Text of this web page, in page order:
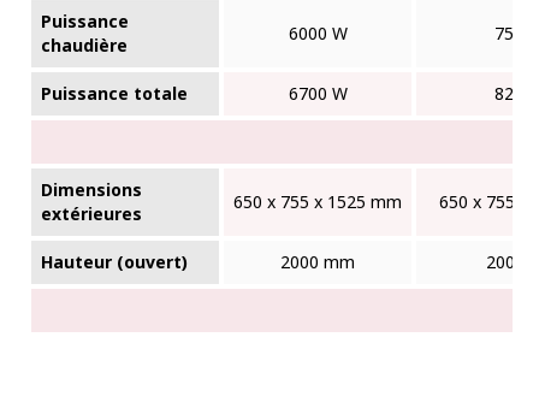
Puissance
chaudière
6000 W 7500
Puissance totale 6700 W 8250
Dimensions
extérieures
650 x 755 x 1525 mm 650 x 755 x
Hauteur (ouvert) 2000 mm 2000